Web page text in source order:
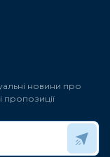
новини про
пропозиції